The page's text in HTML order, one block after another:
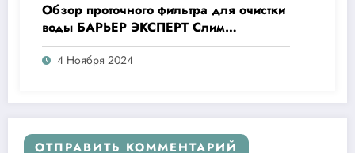
Обзор проточного фильтра для очистки
воды БАРЬЕР ЭКСПЕРТ Слим
Жесткость
4 Ноября 2024
ОТПРАВИТЬ КОММЕНТАРИЙ